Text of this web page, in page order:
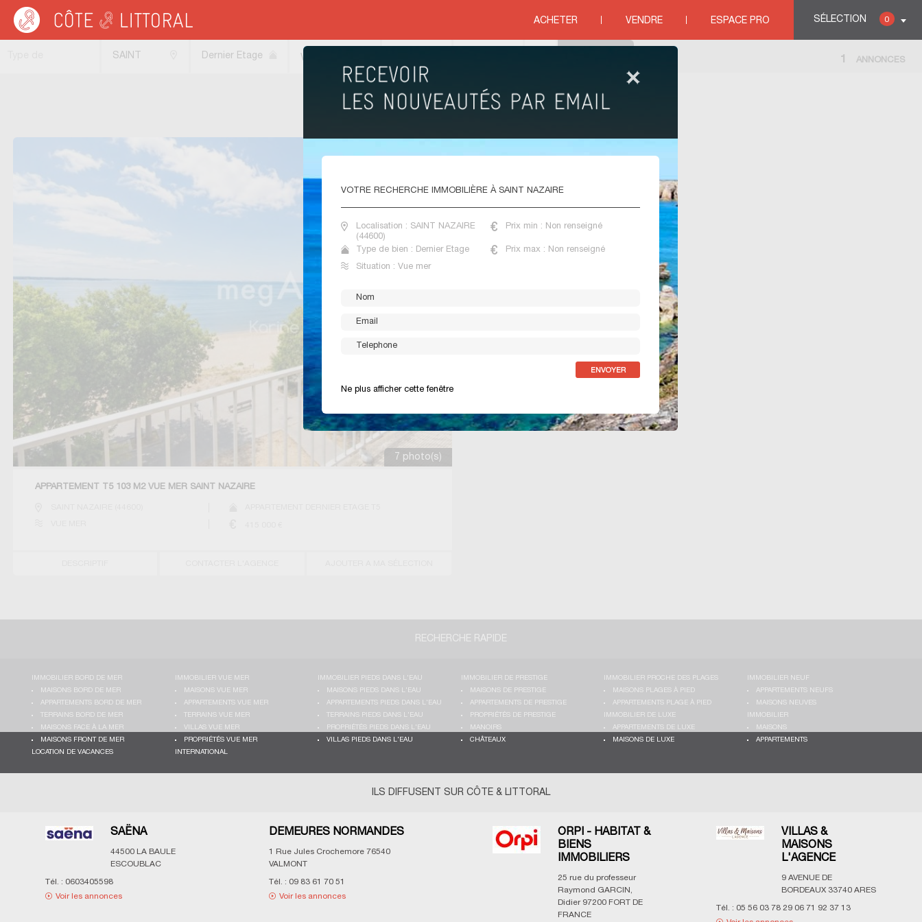
SÉLECTION 0
ACHETER VENDRE ESPACE PRO
Côte & Littoral > immobilier vue mer>Appartements vue mer
VENTE APPARTEMENTS DERNIER ETAGE VUE MER
SAINT NAZAIRE
7 photo(s)
APPARTEMENT T5 103 M2 VUE MER SAINT NAZAIRE
SAINT
Dernier Etage Vue mer 1 ANNONCES
VOTRE RECHERCHE IMMOBILIÈRE À SAINT NAZAIRE
Localisation : SAINT NAZAIRE
(44600)
Prix min : Non renseigné
Type de bien : Dernier Etage Prix max : Non renseigné
Situation : Vue mer
Ne plus afficher cette fenêtre
RECHERCHE RAPIDE
IMMOBILIER BORD DE MER
MAISONS BORD DE MER
APPARTEMENTS BORD DE MER
TERRAINS BORD DE MER
MAISONS FACE À LA MER
MAISONS FRONT DE MER
IMMOBILIER VUE MER
MAISONS VUE MER
APPARTEMENTS VUE MER
TERRAINS VUE MER
VILLAS VUE MER
PROPRIÉTÉS VUE MER
IMMOBILIER PIEDS DANS L'EAU
MAISONS PIEDS DANS L'EAU
APPARTEMENTS PIEDS DANS L'EAU
TERRAINS PIEDS DANS L'EAU
PROPRIÉTÉS PIEDS DANS L'EAU
VILLAS PIEDS DANS L'EAU
IMMOBILIER DE PRESTIGE
MAISONS DE PRESTIGE
APPARTEMENTS DE PRESTIGE
PROPRIÉTÉS DE PRESTIGE
MANOIRS
CHÂTEAUX
IMMOBILIER PROCHE DES PLAGES
MAISONS PLAGES À PIED
APPARTEMENTS PLAGE À PIED
IMMOBILIER NEUF
APPARTEMENTS NEUFS
MAISONS NEUVES
IMMOBILIER DE LUXE
APPARTEMENTS DE LUXE
MAISONS DE LUXE
IMMOBILIER
MAISONS
APPARTEMENTS
LOCATION DE VACANCES
INTERNATIONAL
ILS DIFFUSENT SUR CÔTE & LITTORAL
SAËNA
44500
LA BAULE
ESCOUBLAC
Tél. : 0603405598
Voir les annonces
DEMEURES NORMANDES
1 Rue Jules Crochemore 76540
VALMONT
Tél. : 09 83 61 70 51
Voir les annonces
ORPI - HABITAT &
BIENS
IMMOBILIERS
25 rue du professeur
Raymond GARCIN,
Didier 97200 FORT DE
FRANCE
VILLAS &
MAISONS
L'AGENCE
9 AVENUE DE
BORDEAUX 33740 ARES
Tél. : 05 56 03 78 29 06 71 92 37 13